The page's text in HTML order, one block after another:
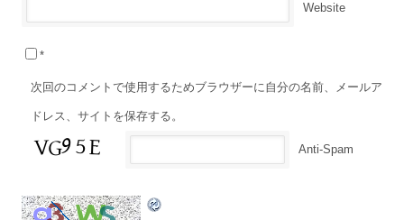
Website
次回のコメントで使用するためブラウザーに自分の名前、メールア
ドレス、サイトを保存する。
Anti-Spam
*